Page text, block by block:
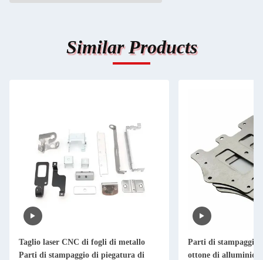
Similar Products
Taglio laser CNC di fogli di metallo
Parti di stampaggio di piegatura di
Parti di stampaggio
ottone di alluminio